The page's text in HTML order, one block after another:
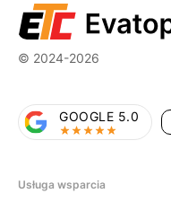
© 2024-2026
GOOGLE 5.0
Usługa wsparcia